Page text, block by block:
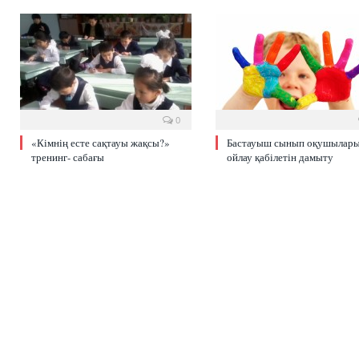
0
«Кімнің есте сақтауы жақсы?»
тренинг- сабағы
Бастауыш сынып
ойлау қабілетін дамыту